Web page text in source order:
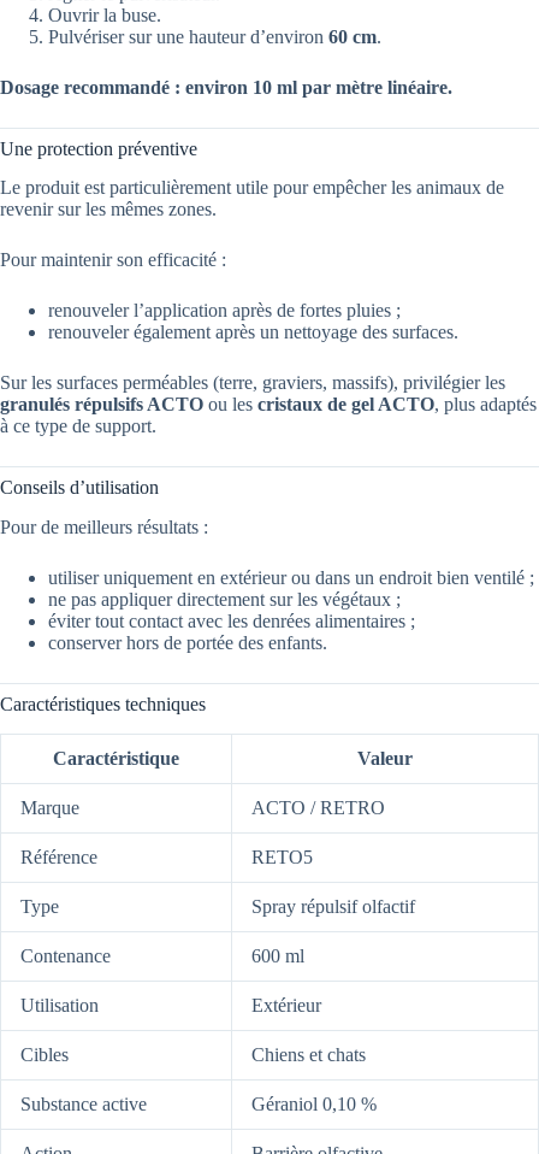
Ouvrir la buse.
Pulvériser sur une hauteur d’environ 60 cm.
Dosage recommandé : environ 10 ml par mètre linéaire.
Une protection préventive
Le produit est particulièrement utile pour empêcher les animaux de
revenir sur les mêmes zones.
Pour maintenir son efficacité :
renouveler l’application après de fortes pluies ;
renouveler également après un nettoyage des surfaces.
Sur les surfaces perméables (terre, graviers, massifs), privilégier les
granulés répulsifs ACTO ou les cristaux de gel ACTO, plus adaptés
à ce type de support.
Conseils d’utilisation
Pour de meilleurs résultats :
utiliser uniquement en extérieur ou dans un endroit bien ventilé ;
ne pas appliquer directement sur les végétaux ;
éviter tout contact avec les denrées alimentaires ;
conserver hors de portée des enfants.
Caractéristiques techniques
Caractéristique Valeur
Marque ACTO / RETRO
Référence RETO5
Type Spray répulsif olfactif
Contenance 600 ml
Utilisation Extérieur
Cibles Chiens et chats
Substance active Géraniol 0,10 %